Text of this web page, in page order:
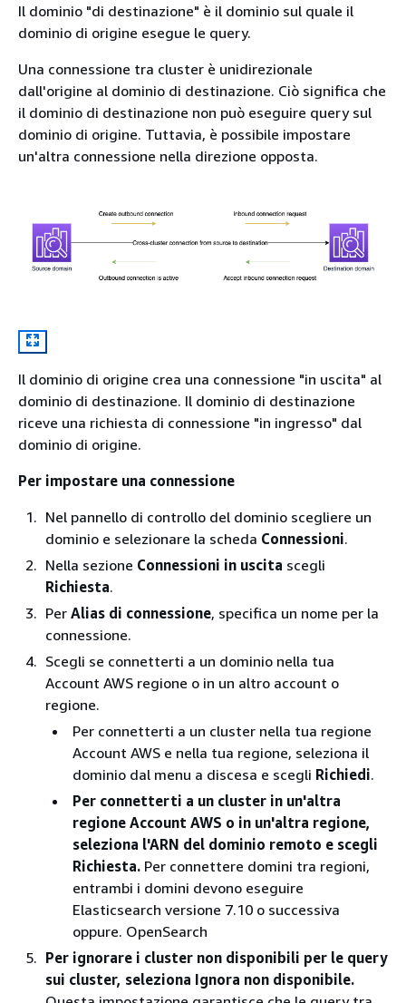
Il dominio "di destinazione" è il dominio sul quale il
dominio di origine esegue le query.
Una connessione tra cluster è unidirezionale
dall'origine al dominio di destinazione. Ciò significa che
il dominio di destinazione non può eseguire query sul
dominio di origine. Tuttavia, è possibile impostare
un'altra connessione nella direzione opposta.
Il dominio di origine crea una connessione "in uscita" al
dominio di destinazione. Il dominio di destinazione
riceve una richiesta di connessione "in ingresso" dal
dominio di origine.
Per impostare una connessione
Nel pannello di controllo del dominio scegliere un
dominio e selezionare la scheda Connessioni.
Nella sezione Connessioni in uscita scegli
Richiesta.
Per Alias di connessione, specifica un nome per la
connessione.
Scegli se connetterti a un dominio nella tua
Account AWS regione o in un altro account o
regione.
Per connetterti a un cluster nella tua regione
Account AWS e nella tua regione, seleziona il
dominio dal menu a discesa e scegli Richiedi.
Per connetterti a un cluster in un'altra
regione Account AWS o in un'altra regione,
seleziona l'ARN del dominio remoto e scegli
Richiesta. Per connettere domini tra regioni,
entrambi i domini devono eseguire
Elasticsearch versione 7.10 o successiva
oppure. OpenSearch
Per ignorare i cluster non disponibili per le query
sui cluster, seleziona Ignora non disponibile.